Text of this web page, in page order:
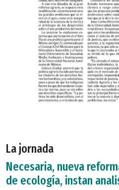
La jornada
Necesaria, nueva
de ecología, instan